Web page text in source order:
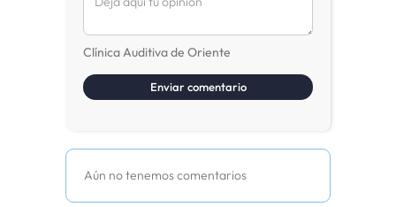
Clínica Auditiva de Oriente
Aún no tenemos comentarios